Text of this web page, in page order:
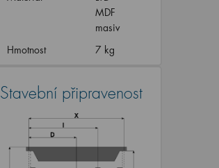
MDF
masiv
Hmotnost
7 kg
Stavební připravenost